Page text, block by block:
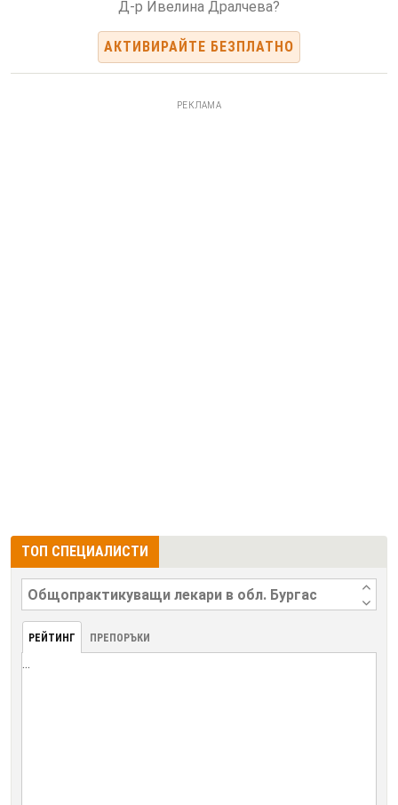
Д-р Ивелина Дралчева?
АКТИВИРАЙТЕ БЕЗПЛАТНО
РЕКЛАМА
ТОП СПЕЦИАЛИСТИ
РЕЙТИНГ ПРЕПОРЪКИ
...